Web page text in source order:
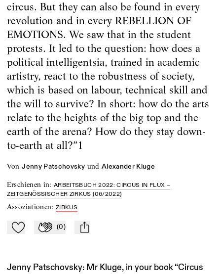
circus. But they can also be found in every
revolution and in every REBELLION OF
EMOTIONS. We saw that in the student
protests. It led to the question: how does a
political intelligentsia, trained in academic
artistry, react to the robustness of society,
which is based on labour, technical skill and
the will to survive? In short: how do the arts
relate to the heights of the big top and the
earth of the arena? How do they stay down-
to-earth at all?”1
von Jenny Patschovsky und Alexander Kluge
Erschienen in:ARBEITSBUCH 2022: CIRCUS IN FLUX –
ZEITGENÖSSISCHER ZIRKUS (06/2022)
Assoziationen:ZIRKUS
Zu Mein-TdZ hinzufügen
Applaudieren
(0) mail
Jenny Patschovsky: Mr Kluge, in your book “Circus